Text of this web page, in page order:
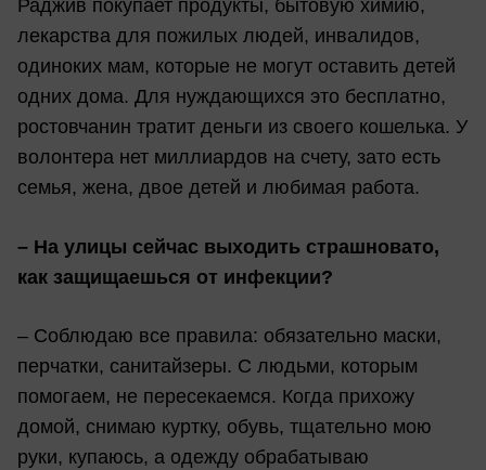
Раджив покупает продукты, бытовую химию,
лекарства для пожилых людей, инвалидов,
одиноких мам, которые не могут оставить детей
одних дома. Для нуждающихся это бесплатно,
ростовчанин тратит деньги из своего кошелька. У
волонтера нет миллиардов на счету, зато есть
семья, жена, двое детей и любимая работа.
– На улицы сейчас выходить страшновато,
как защищаешься от инфекции?
– Соблюдаю все правила: обязательно маски,
перчатки, санитайзеры. С людьми, которым
помогаем, не пересекаемся. Когда прихожу
домой, снимаю куртку, обувь, тщательно мою
руки, купаюсь, а одежду обрабатываю